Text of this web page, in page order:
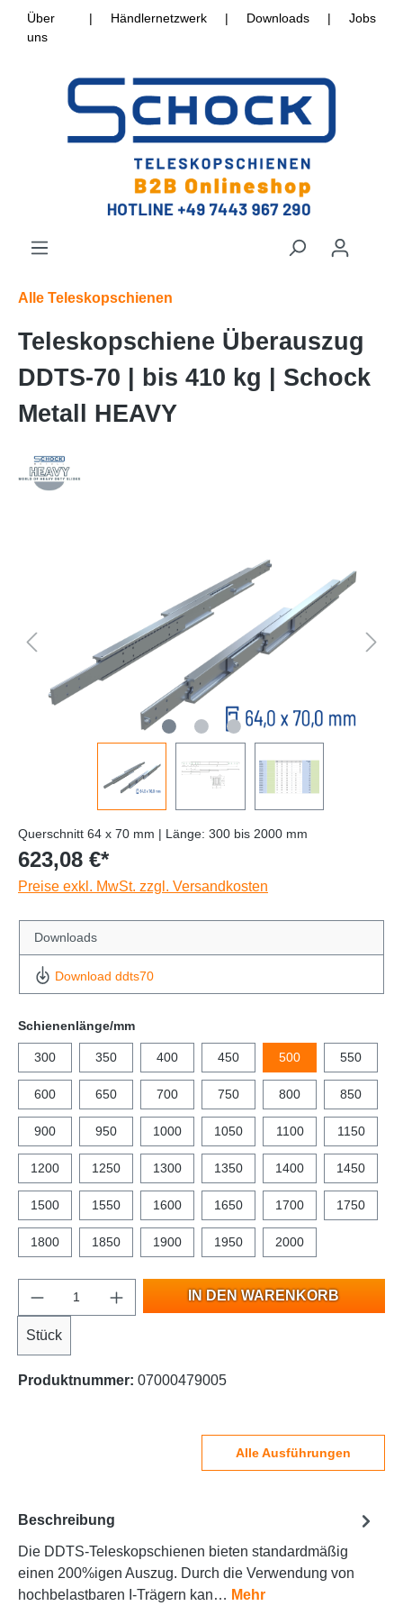
Über
uns
| Händlernetzwerk | Downloads | Jobs
Alle Teleskopschienen
Teleskopschiene Überauszug
DDTS-70 | bis 410 kg | Schock
Metall HEAVY
Querschnitt 64 x 70 mm | Länge: 300 bis 2000 mm
623,08 €*
Preise exkl. MwSt. zzgl. Versandkosten
Downloads
Download ddts70
Schienenlänge/mm
300 350 400 450 500 550
600 650 700 750 800 850
900 950 1000 1050 1100 1150
1200 1250 1300 1350 1400 1450
1500 1550 1600 1650 1700 1750
1800 1850 1900 1950 2000
Stück
IN DEN WARENKORB
Produktnummer: 07000479005
Alle Ausführungen
Beschreibung
Die DDTS-Teleskopschienen bieten standardmäßig
einen 200%igen Auszug. Durch die Verwendung von
hochbelastbaren I-Trägern kan… Mehr